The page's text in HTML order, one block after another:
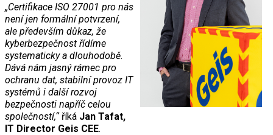
„Certifikace ISO 27001 pro nás
není jen formální potvrzení,
ale především důkaz, že
kyberbezpečnost řídíme
systematicky a dlouhodobě.
Dává nám jasný rámec pro
ochranu dat, stabilní provoz IT
systémů i další rozvoj
bezpečnosti napříč celou
společností,“ říká Jan Tafat,
IT Director Geis CEE.